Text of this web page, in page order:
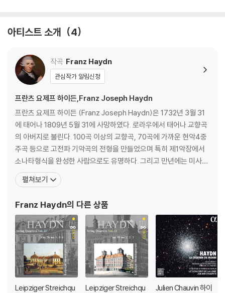
아티스트 소개 4
작곡 Franz Haydn
관심작가 알림신청
프란츠 요제프 하이든,Franz Joseph Haydn
프란츠 요제프 하이든 (Franz Joseph Haydn)은 1732년 3월 31
에 태어나 1809년 5월 31에 사망하였다. 로라우에서 태어나 교향곡
의 아버지로 불린다. 100곡 이상의 교향곡, 70곡에 가까운 현악4중
주곡 등으로 고전파 기악곡의 전형을 만들었으며 특히 제1악장에서
소나타형식을 완성한 사람으로도 유명하다. 그리고 만년에는 미사곡
과 '천지창조(天地創造) Schopfung'(1798), '사계(四季) Die J
ahreszeiten'(1801) 등 오라토리오풍의 교회음악의 명작을 남겼
태어난 그는
펼쳐보기
Franz Haydn의 다른 상품
Leipziger Streichqu
Leipziger Streichqu
Julien Chauvin 하이